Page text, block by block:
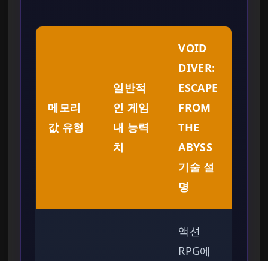
메모리
값 유형
일반적
인 게임
내 능력
치
VOID
DIVER:
ESCAPE
FROM
THE
ABYSS
기술 설
명
액션
RPG에